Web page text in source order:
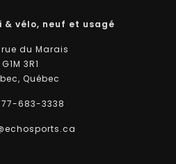
& vélo, neuf et usagé
du Marais
G1M 3R1
Québec
683-3338